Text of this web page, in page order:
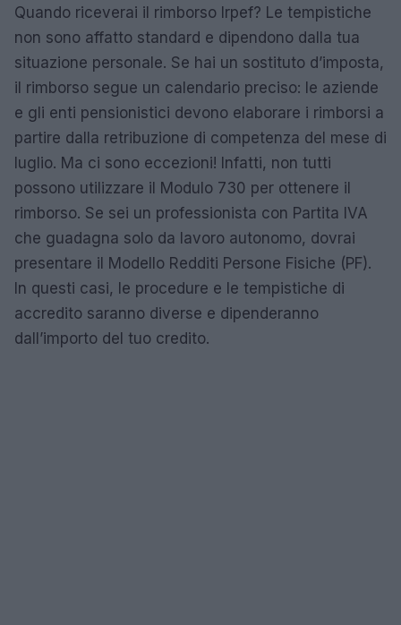
Quando riceverai il rimborso Irpef? Le tempistiche
non sono affatto standard e dipendono dalla tua
situazione personale. Se hai un sostituto d’imposta,
il rimborso segue un calendario preciso: le aziende
e gli enti pensionistici devono elaborare i rimborsi a
partire dalla retribuzione di competenza del mese di
luglio. Ma ci sono eccezioni! Infatti, non tutti
possono utilizzare il Modulo 730 per ottenere il
rimborso. Se sei un professionista con Partita IVA
che guadagna solo da lavoro autonomo, dovrai
presentare il Modello Redditi Persone Fisiche (PF).
In questi casi, le procedure e le tempistiche di
accredito saranno diverse e dipenderanno
dall’importo del tuo credito.